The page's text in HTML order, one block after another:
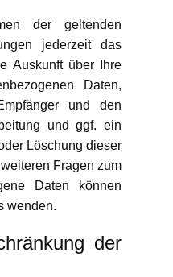
der geltenden
jederzeit das
Auskunft über Ihre
Daten,
und den
und ggf. ein
Löschung dieser
Fragen zum
Daten können
wenden.
der